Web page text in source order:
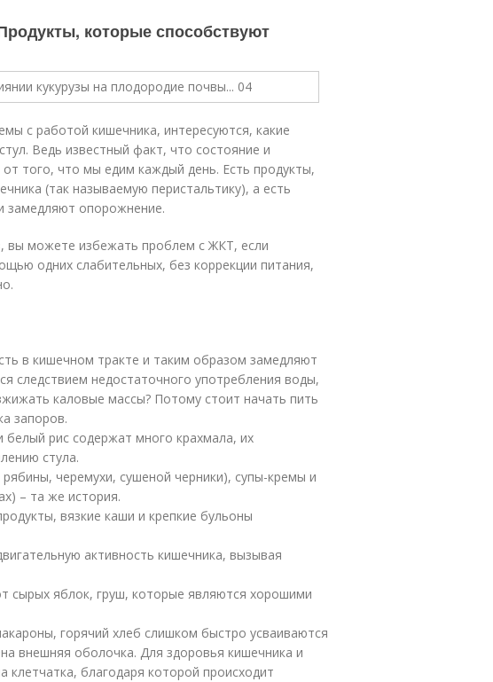
которые способствуют
с работой кишечника, интересуются, какие
Ведь известный факт, что состояние и
того, что мы едим каждый день. Есть продукты,
(так называемую перистальтику), а есть
замедляют опорожнение.
вы можете избежать проблем с ЖКТ, если
одних слабительных, без коррекции питания,
в кишечном тракте и таким образом замедляют
следствием недостаточного употребления воды,
каловые массы? Потому стоит начать пить
запоров.
рис содержат много крахмала, их
стула.
черемухи, сушеной черники), супы-кремы и
– та же история.
вязкие каши и крепкие бульоны
активность кишечника, вызывая
сырых яблок, груш, которые являются хорошими
горячий хлеб слишком быстро усваиваются
внешняя оболочка. Для здоровья кишечника и
клетчатка, благодаря которой происходит